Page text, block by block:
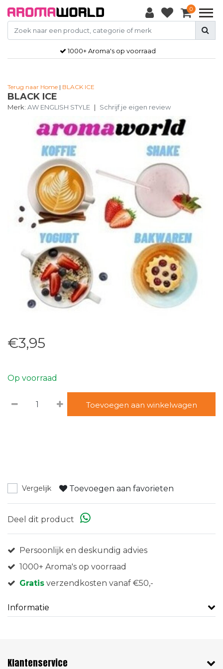
0
1000+ Aroma's op voorraad
Terug naar Home | BLACK ICE
BLACK ICE
Merk: AW ENGLISH STYLE | Schrijf je eigen review
€3,95
Op voorraad
Toevoegen aan winkelwagen
Vergelijk Toevoegen aan favorieten
Deel dit product
Persoonlijk en deskundig advies
1000+ Aroma's op voorraad
Gratis verzendkosten vanaf €50,-
Informatie
Klantenservice